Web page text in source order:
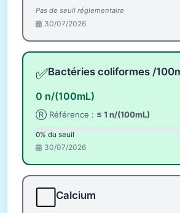
Pas de seuil réglementaire
30/07/2026
✅Bactéries coliformes /
0 n/(100mL)
Ⓡ Référence : ≤ 1 n/(100mL)
0% du seuil
30/07/2026
Calcium